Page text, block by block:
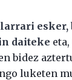
esker,
daiteke
bidez
luketen